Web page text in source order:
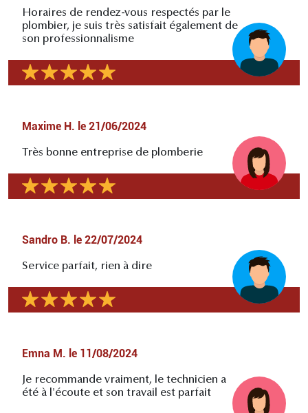
Horaires de rendez-vous respectés par le
plombier, je suis très satisfait également de
son professionnalisme
Maxime H. le 21/06/2024
Très bonne entreprise de plomberie
Sandro B. le 22/07/2024
Service parfait, rien à dire
Emna M. le 11/08/2024
Je recommande vraiment, le technicien a
été à l'écoute et son travail est parfait